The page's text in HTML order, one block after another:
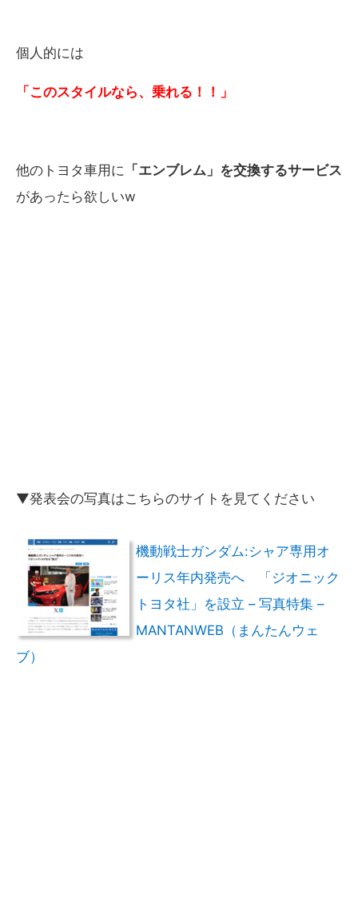
個人的には
「このスタイルなら、乗れる！！」
他のトヨタ車用に 「エンブレム」を交換するサービス
があったら欲しいw
▼発表会の写真はこちらのサイトを見てください
機動戦士ガンダム:シャア専用オ
ーリス年内発売へ 「ジオニック
トヨタ社」を設立 – 写真特集 –
MANTANWEB（まんたんウェ
ブ）